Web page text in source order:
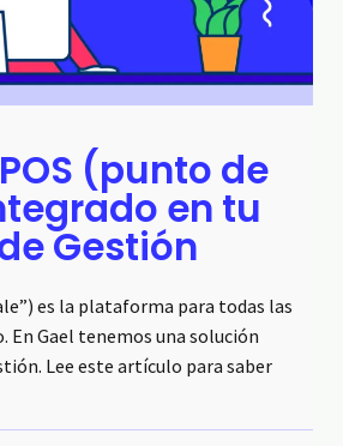
(punto de
en tu
Gestión
es la plataforma para todas las
En Gael tenemos una solución
Lee este artículo para saber